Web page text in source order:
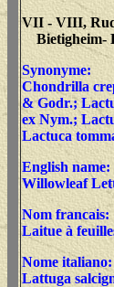
VII - VIII,
Bietigheim-
Synonyme:
Chondrilla
& Godr.;
ex Nym.;
Lactuca
English name:
Willowleaf
Nom francais:
Laitue à
Nome italiano:
Lattuga